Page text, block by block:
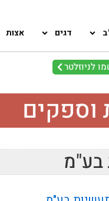
דגים אצות
לניוזלטר
וספקים
בע"מ